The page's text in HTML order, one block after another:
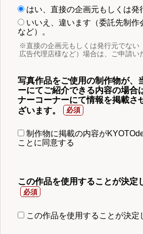
はい、直接の企画元もしくは発
いいえ、違います（委託先制作
など）。
※直接の企画元もしくは発行元でない
広告代理店様など）場合は、ご申請い
写真作品をご使用の制作物が、
ーにてご紹介できる内容の場合
ナーコーナーにて情報を掲載さ
ざいます。
制作物に掲載の内容が
ことに同意する
この作品を使用することが決定
この作品を使用することが決定